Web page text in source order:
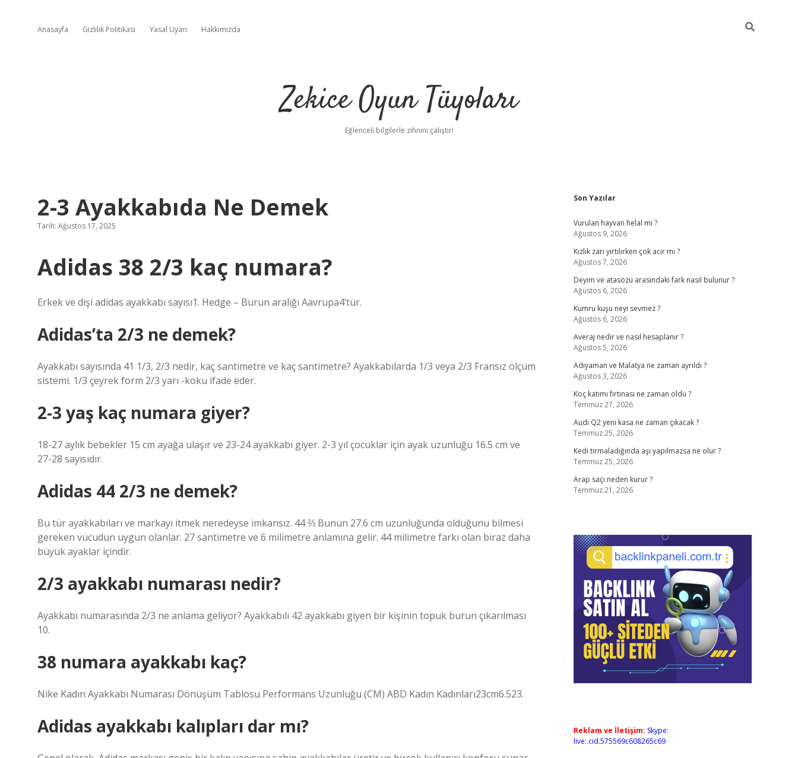
Anasayfa Gizlilik Politikası Yasal Uyarı Hakkımızda
Zekice Oyun Tüyoları
Eğlenceli bilgilerle zihnini çalıştır!
2-3 Ayakkabıda Ne Demek
Tarih: Ağustos 17, 2025
Adidas 38 2/3 kaç numara?
Erkek ve dişi adidas ayakkabı sayısı1. Hedge – Burun aralığı Aavrupa4’tür.
Adidas’ta 2/3 ne demek?
Ayakkabı sayısında 41 1/3, 2/3 nedir, kaç santimetre ve kaç santimetre? Ayakkabılarda 1/3 veya 2/3 Fransız ölçüm
sistemi. 1/3 çeyrek form 2/3 yarı -koku ifade eder.
2-3 yaş kaç numara giyer?
18-27 aylık bebekler 15 cm ayağa ulaşır ve 23-24 ayakkabı giyer. 2-3 yıl çocuklar için ayak uzunluğu 16.5 cm ve
27-28 sayısıdır.
Adidas 44 2/3 ne demek?
Bu tür ayakkabıları ve markayı itmek neredeyse imkansız. 44 ⅔ Bunun 27.6 cm uzunluğunda olduğunu bilmesi
gereken vücudun uygun olanlar. 27 santimetre ve 6 milimetre anlamına gelir. 44 milimetre farkı olan biraz daha
büyük ayaklar içindir.
2/3 ayakkabı numarası nedir?
Ayakkabı numarasında 2/3 ne anlama geliyor? Ayakkabılı 42 ayakkabı giyen bir kişinin topuk burun çıkarılması
10.
38 numara ayakkabı kaç?
Nike Kadın Ayakkabı Numarası Dönüşüm Tablosu Performans Uzunluğu (CM) ABD Kadın Kadınları23cm6.523.
Adidas ayakkabı kalıpları dar mı?
Sidebar
Son Yazılar
Vurulan hayvan helal mi ?
Ağustos 9, 2026
Kızlık zarı yırtılırken çok acır mı ?
Ağustos 7, 2026
Deyim ve atasözü arasındaki fark nasıl bulunur ?
Ağustos 6, 2026
Kumru kuşu neyi sevmez ?
Ağustos 6, 2026
Averaj nedir ve nasıl hesaplanır ?
Ağustos 5, 2026
Adıyaman ve Malatya ne zaman ayrıldı ?
Ağustos 3, 2026
Koç katımı fırtınası ne zaman oldu ?
Temmuz 27, 2026
Audi Q2 yeni kasa ne zaman çıkacak ?
Temmuz 25, 2026
Kedi tırmaladığında aşı yapılmazsa ne olur ?
Temmuz 25, 2026
Arap saçı neden kurur ?
Temmuz 21, 2026
Reklam ve İletişim: Skype:
live:.cid.575569c608265c69
https://ilbet.online/